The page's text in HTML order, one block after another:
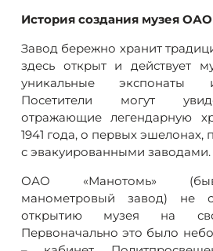
История создания музея
Завод бережно хранит
здесь открыт и действует
уникальные экспонаты
Посетители могут
отражающие легендарную
1941 года, о первых
с эвакуированными заводами.
ОАО «Манотомь»
манометровый завод) не
открытию музея на
Первоначально это было